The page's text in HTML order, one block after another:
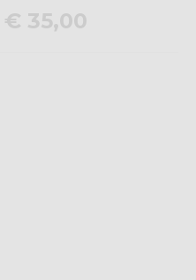
€ 35,00